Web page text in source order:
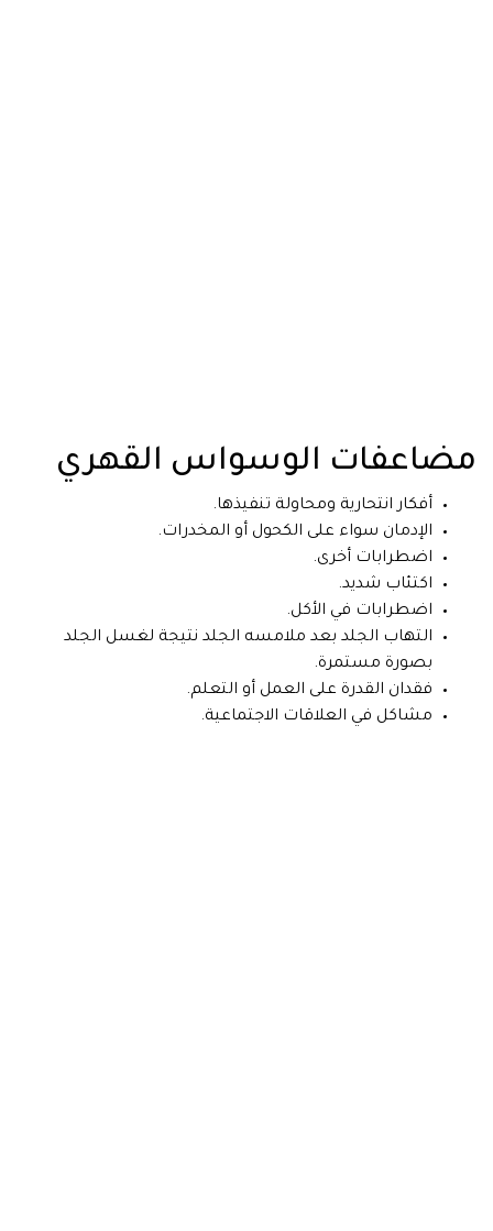
مضاعفات الوسواس القهري
أفكار انتحارية ومحاولة تنفيذها.
الإدمان سواء على الكحول أو المخدرات.
اضطرابات أخرى.
اكتئاب شديد.
اضطرابات في الأكل.
التهاب الجلد بعد ملامسه الجلد نتيجة لغسل الجلد
بصورة مستمرة.
فقدان القدرة على العمل أو التعلم.
مشاكل في العلاقات الاجتماعية.